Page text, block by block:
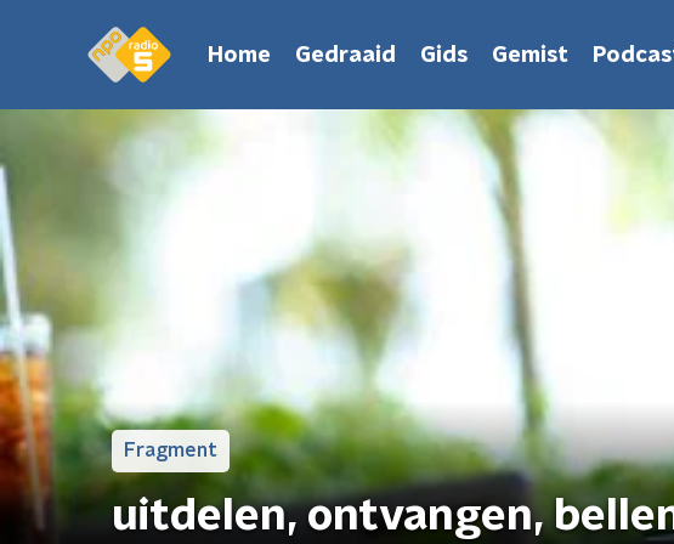
Home Gedraaid Gids Gemist
Fragment
uitdelen, ontvangen,